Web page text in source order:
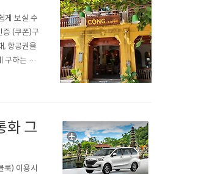
게 보실 수
증 (쿠폰)구
, 항공권을
구하는 사
에서 구
화 그
) 이용시